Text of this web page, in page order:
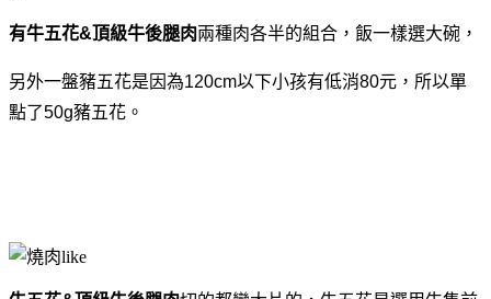
有牛五花&頂級牛後腿肉兩種肉各半的組合，飯一樣選大碗，
另外一盤豬五花是因為120cm以下小孩有低消80元，所以單
點了50g豬五花。